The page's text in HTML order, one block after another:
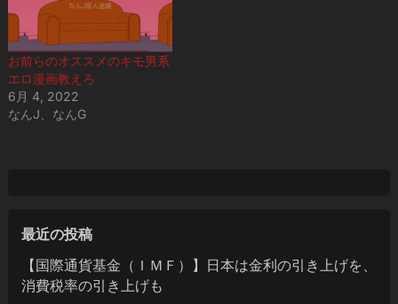
お前らのオススメのキモ男系
エロ漫画教えろ
6月 4, 2022
なんJ、なんG
最近の投稿
【国際通貨基金（ＩＭＦ）】日本は金利の引き上げを、
消費税率の引き上げも